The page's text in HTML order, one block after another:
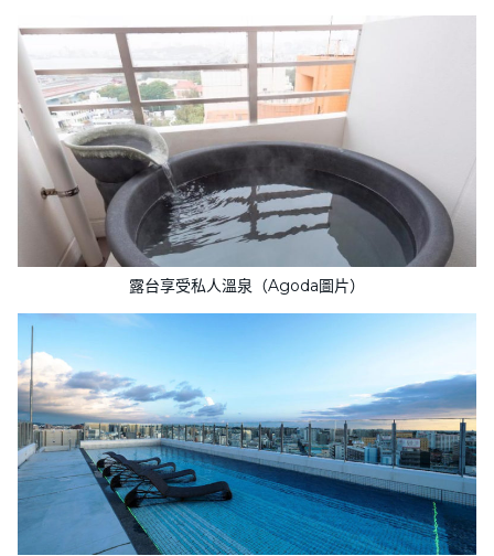
露台享受私人溫泉（Agoda圖片）